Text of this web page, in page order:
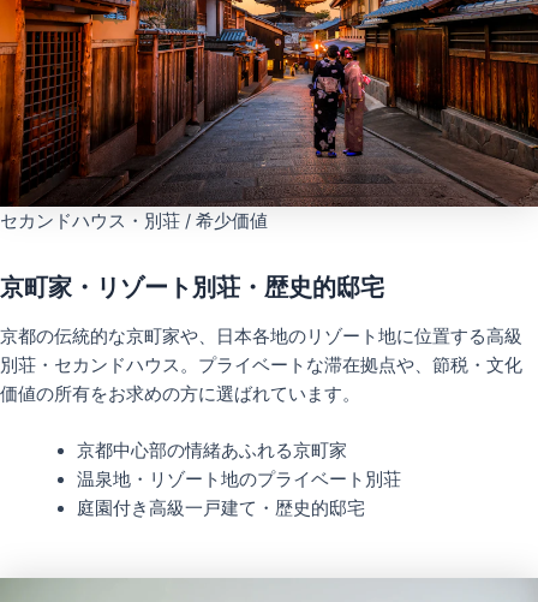
セカンドハウス・別荘 / 希少価値
京町家・リゾート別荘・歴史的邸宅
京都の伝統的な京町家や、日本各地のリゾート地に位置する高級
別荘・セカンドハウス。プライベートな滞在拠点や、節税・文化
価値の所有をお求めの方に選ばれています。
京都中心部の情緒あふれる京町家
温泉地・リゾート地のプライベート別荘
庭園付き高級一戸建て・歴史的邸宅